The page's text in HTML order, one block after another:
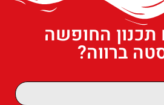
החופשה
ברווה?